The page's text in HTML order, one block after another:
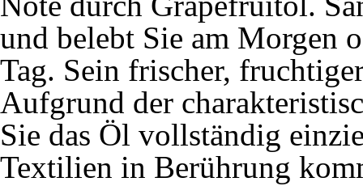
und belebt Sie am Morgen
Tag. Sein frischer,
Aufgrund der
Sie das Öl vollständig
Textilien in Berührung